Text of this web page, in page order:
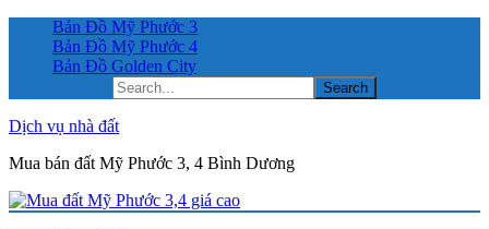
Bản Đồ Mỹ Phước 3
Bản Đồ Mỹ Phước 4
Bản Đồ Golden City
Dịch vụ nhà đất
Mua bán đất Mỹ Phước 3, 4 Bình Dương